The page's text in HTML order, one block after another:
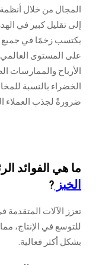
المجال من خلال
إلى تقليل كبير في
يكتسب زخمًا في جميع
على المستوى
الأرباح والممارسات
الخضراء بالنسبة
ضرورةً لجذب العملاء
ما هي الفوائد
الخبز ?
تعزز الآلات المتقدمة
بشكل أكثر فعالية.